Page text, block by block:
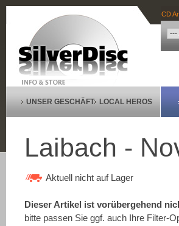
CD
UNSER GESCHÄFT LOCAL HEROS
Laibach -
Aktuell nicht auf Lager
Dieser Artikel ist vorübergehend
bitte passen Sie ggf. auch Ihre Filter-